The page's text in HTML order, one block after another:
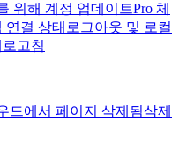
위해 계정 업데이트Pro 체
연결 상태 로그아웃 및 로컬
고침
드에서 페이지 삭제됨삭제